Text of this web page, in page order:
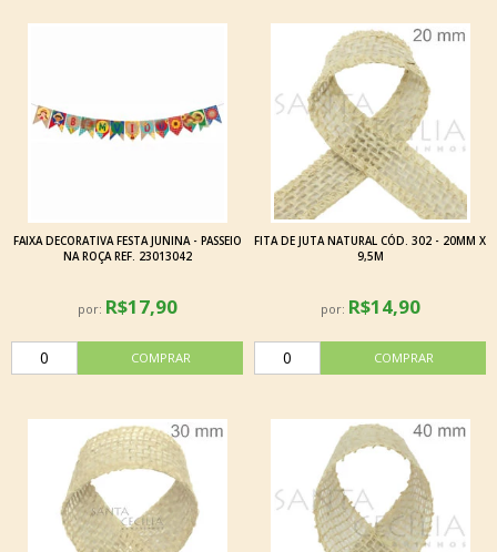
FAIXA DECORATIVA FESTA JUNINA - PASSEIO
NA ROÇA REF. 23013042
por: R$17,90
FITA DE JUTA NATURAL CÓD. 302 - 20MM X
9,5M
por: R$14,90